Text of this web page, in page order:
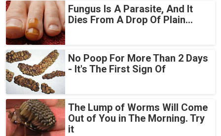
Fungus Is A Parasite, And It
Dies From A Drop Of Plain...
No Poop For More Than 2 Days
- It's The First Sign Of
The Lump of Worms Will Come
Out of You in The Morning. Try
it